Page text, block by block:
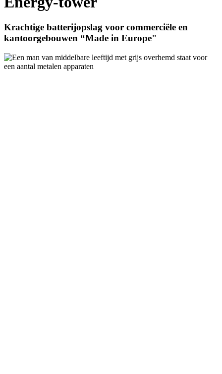
Krachtige batterijopslag voor commerciële en
kantoorgebouwen “Made in Europe"